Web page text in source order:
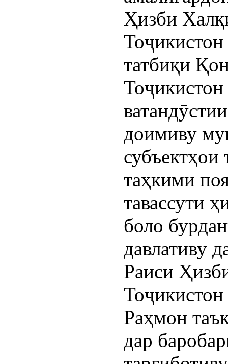
Ҳизби
татбиқи
доимиву
субъектҳои
таҳкими
тавассути
боло
давлативу
Раиси
Раҳмон
дар